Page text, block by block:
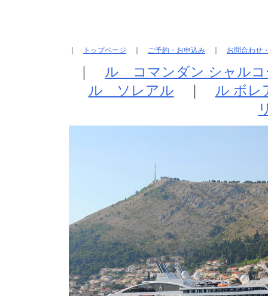
トップページ ご予約・お申込み お問合わせ
ル コマンダン シャルコ
ル ソレアル
ル ボレ